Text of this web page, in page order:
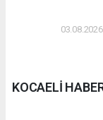
KOCAELİ